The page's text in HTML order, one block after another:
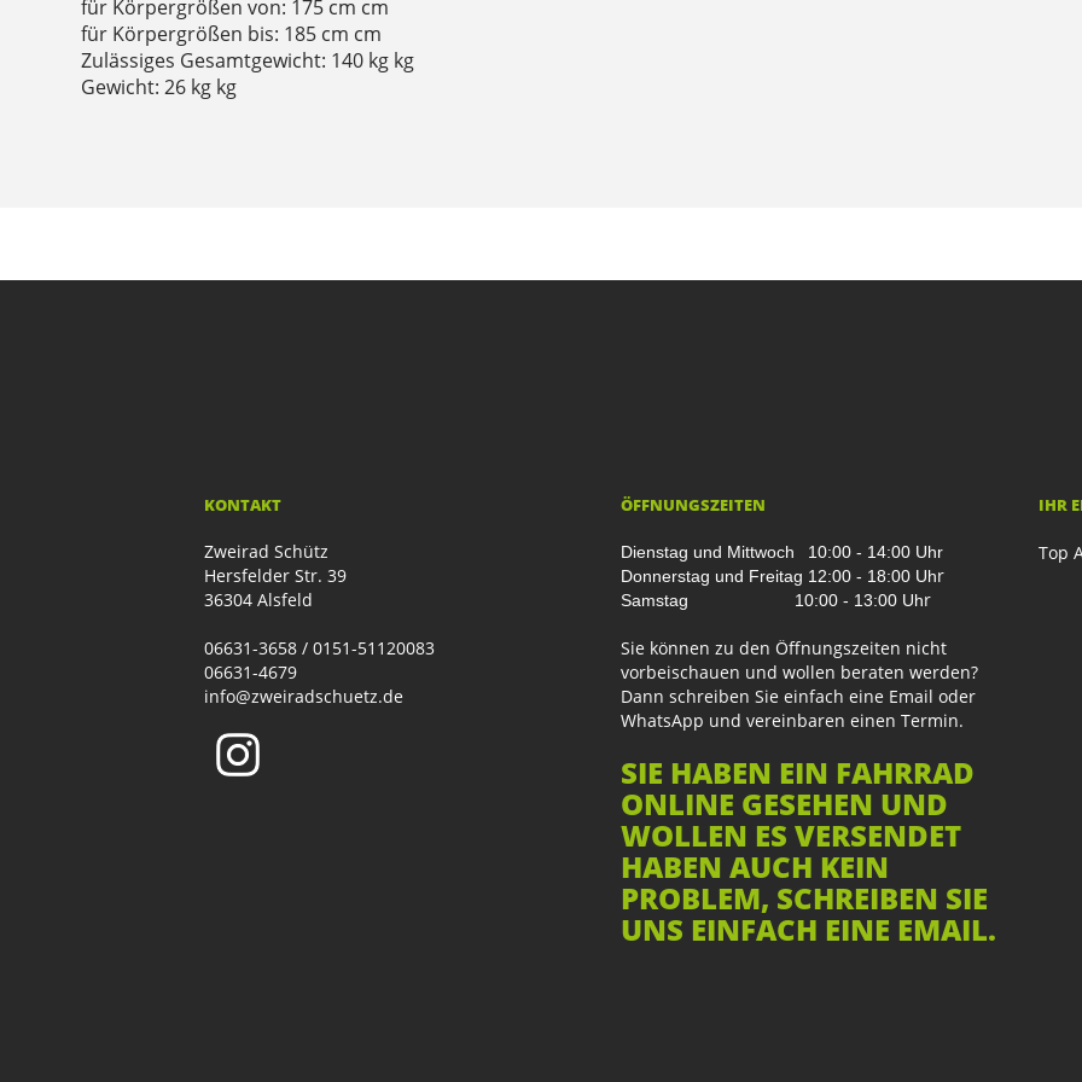
für Körpergrößen von: 175 cm cm
für Körpergrößen bis: 185 cm cm
Zulässiges Gesamtgewicht: 140 kg kg
Gewicht: 26 kg kg
KONTAKT
Zweirad Schütz
Hersfelder Str. 39
36304 Alsfeld
06631-3658 / 0151-51120083
06631-4679
info@zweiradschuetz.de
ÖFFNUNGSZEITEN
Dienstag und Mittwoch
10:00 - 14:00 Uhr
Donnerstag und Freitag 12:00 - 18:00 Uhr
Samstag 10:00 - 13:00 Uhr
Sie können zu den Öffnungszeiten nicht
vorbeischauen und wollen beraten werden?
Dann schreiben Sie einfach eine Email oder
WhatsApp und vereinbaren einen Termin.
SIE HABEN EIN FAHRRAD
ONLINE GESEHEN UND
WOLLEN ES VERSENDET
HABEN AUCH KEIN
PROBLEM, SCHREIBEN SIE
UNS EINFACH EINE EMAIL.
IHR
Top